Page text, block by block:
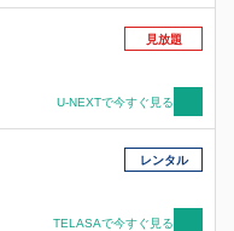
ナルストーリー。
見放題
U-NEXTで今すぐ見る
レンタル
TELASAで今すぐ見る